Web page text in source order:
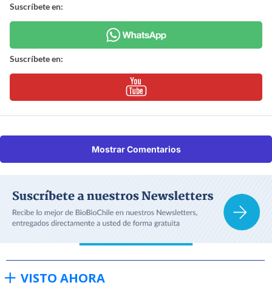
Suscríbete en:
Suscríbete en:
Mostrar Comentarios
VISTO AHORA